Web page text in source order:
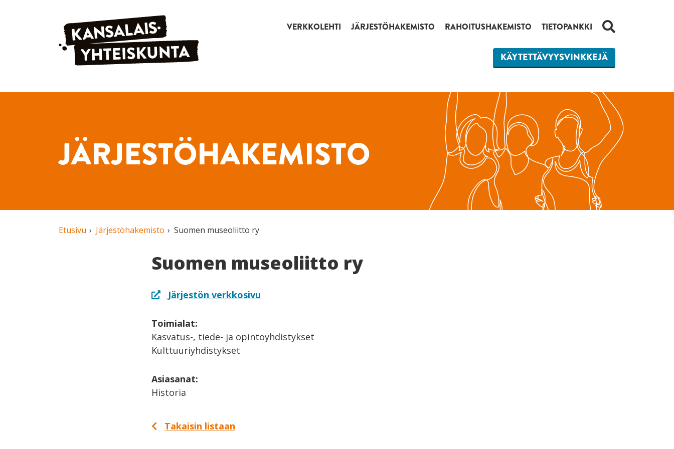
Siirry sisältöön VERKKOLEHTI JÄRJESTÖHAKEMISTO RAHOITUSHAKEMISTO TIETOPANKKI HAKU
KÄYTETTÄVYYSVINKKEJÄ
JÄRJESTÖHAKEMISTO
Etusivu Järjestöhakemisto Suomen museoliitto ry
Suomen museoliitto ry
Järjestön verkkosivu
Toimialat:
Kasvatus-, tiede- ja opintoyhdistykset
Kulttuuriyhdistykset
Asiasanat:
Historia
Takaisin listaan